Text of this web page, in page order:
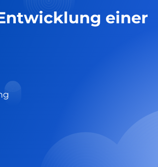
einer